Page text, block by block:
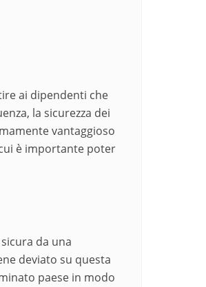
ai dipendenti che
la sicurezza dei
vantaggioso
è importante poter
da una
deviato su questa
paese in modo